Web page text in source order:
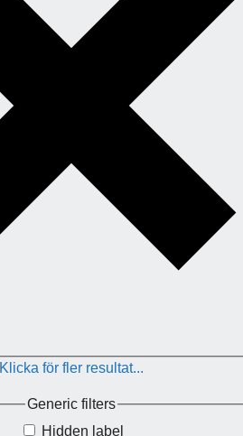
Klicka för fler resultat...
Generic filters
Hidden label